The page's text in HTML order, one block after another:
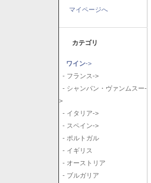
マイページへ
カテゴリ
ワイン->
- フランス->
- シャンパン・ヴァンムスー-
>
- イタリア->
- スペイン->
- ポルトガル
- イギリス
- オーストリア
- ブルガリア